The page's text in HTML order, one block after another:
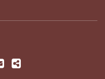
EmailShare